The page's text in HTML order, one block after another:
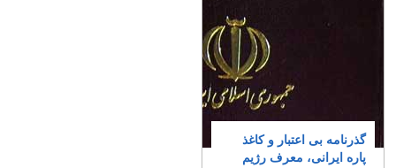
گذرنامه بی اعتبار و کاغذ
پاره ایرانی، معرف رژیم